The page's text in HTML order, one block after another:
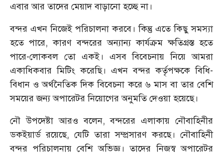
এবার আর তাদের মেয়াদ বাড়ানো হচ্ছে না।
বন্দর এখন নিজেই পরিচালনা করবে। কিন্তু এতে কিছু সমস্যা
হতে পারে, কারণ বন্দরের অন্যান্য কার্যক্রম ক্ষতিগ্রস্ত হতে
পারে-লোকবল তো একই। এসব বিবেচনায় নিয়ে আমরা
একাধিকবার মিটিং করেছি। এখন বন্দর কর্তৃপক্ষকে বিধি-
বিধান ও অর্থনৈতিক দিক বিবেচনা করে ৬ মাস বা তার বেশি
সময়ের জন্য অপারেটর নিয়োগের অনুমতি দেওয়া হয়েছে।
নৌ উপদেষ্টা আরও বলেন, বন্দরের এলাকায় নৌবাহিনীর
ডকইয়ার্ড রয়েছে, যেটি তারা সম্প্রসারণ করছে। নৌবাহিনী
বন্দর পরিচালনায় বেশি অভিজ্ঞ। তাদের নিজস্ব অপারেটর